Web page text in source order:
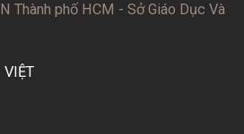
Thành phố HCM - Sở Giáo Dục Và